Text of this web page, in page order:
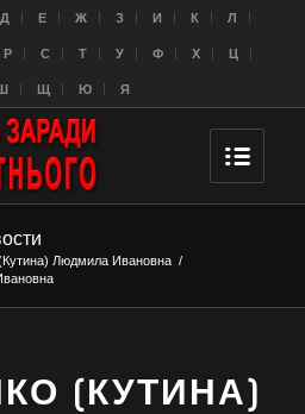
Д Е Ж З И К Л
Р С Т У Ф Х Ц
Щ Ю Я
Людмила Ивановна /
(КУТИНА)